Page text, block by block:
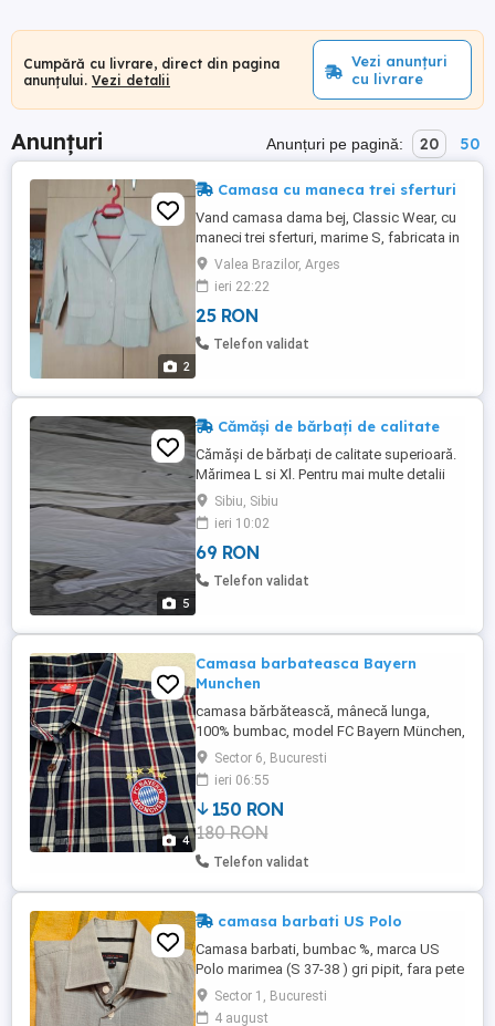
Cumpără cu livrare, direct din pagina
anunțului. Vezi detalii
Vezi anunțuri
cu livrare
Anunțuri Anunțuri pe pagină: 20 50
2
Camasa cu maneca trei sferturi
Vand camasa dama bej, Classic Wear, cu
maneci trei sferturi, marime S, fabricata in
Romania, purtata o singura data. Predare
personala în Valea Brazilor judet Argeș
sau imprejurimi si ocazional in Bucuresti.
Valea Brazilor, Arges
ieri 22:22
25 RON
Telefon validat
5
Cămăși de bărbați de calitate
Cămăși de bărbați de calitate superioară.
Mărimea L si Xl. Pentru mai multe detalii
despre produs puneți întrebări
Sibiu, Sibiu
ieri 10:02
69 RON
Telefon validat
4
Camasa barbateasca Bayern
Munchen
camasa bărbătească, mânecă lunga,
100% bumbac, model FC Bayern München,
originala,stare impecabila.
Sector 6, Bucuresti
ieri 06:55
150 RON
180 RON
Telefon validat
camasa barbati US Polo
Camasa barbati, bumbac %, marca US
Polo marimea (S 37-38 ) gri pipit, fara pete
sau defecte, pret 70 ron bucata. Camasa
gri pipit Polo, este marimea 37-38 (S)
Sector 1, Bucuresti
4 august